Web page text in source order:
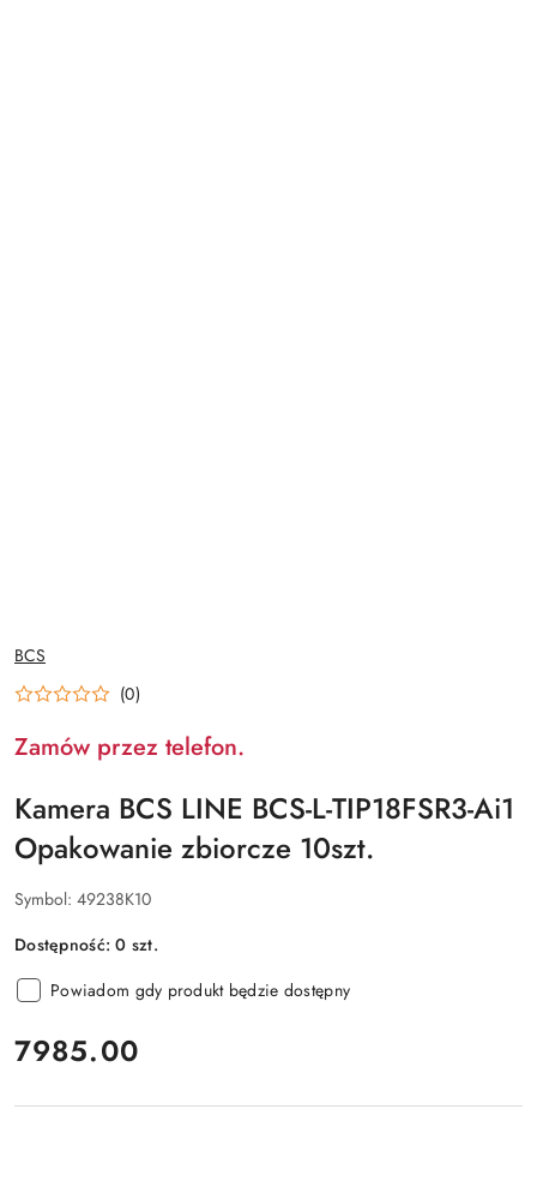
NAZWA
PRODUCENTA:
BCS
(0)
Zamów przez telefon.
Kamera BCS LINE BCS-L-TIP18FSR3-Ai1
Opakowanie zbiorcze 10szt.
Symbol: 49238K10
Dostępność:0 szt.
Powiadom gdy produkt będzie dostępny
cena:
7985.00